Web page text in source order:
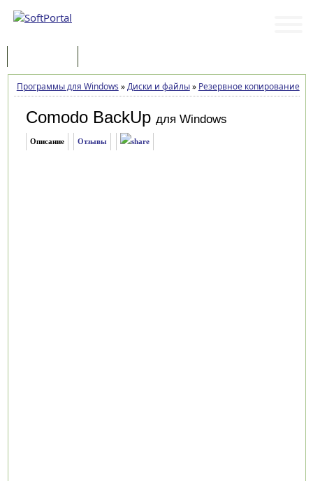
Программы для Windows »Диски и файлы» Резервное копирование
Comodo BackUp для Windows
Описание Отзывы